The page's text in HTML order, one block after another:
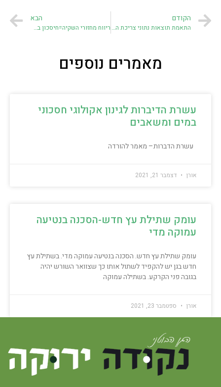
הקודם
התאמת תוצאות נתוני צריכת המים מרשימת צמחים מומלצים ב"נקודה ירוקה" לאזורי הארץ
הבא
ריווח מחזורי השקיה=חיסכון במים
מאמרים נוספים
עשרת הדיברות לגינון אקולוגי חסכוני
במים ומשאבים
עשרת הדברות– מאמר להורדה
אורן דצמבר 21, 2021
עומק שתילת עץ חדש-הסכנה בנטיעה
עמוקה מדי
עומק שתילת עץ חדש. הסכנה בנטיעה עמוקה מדי. בשתילת עץ
חדש בגן יש להקפיד לשתול אותו כך שצוואר השורש יהיה
בגובה פני הקרקע. בשתילה עמוקה
אורן ספטמבר 23, 2021